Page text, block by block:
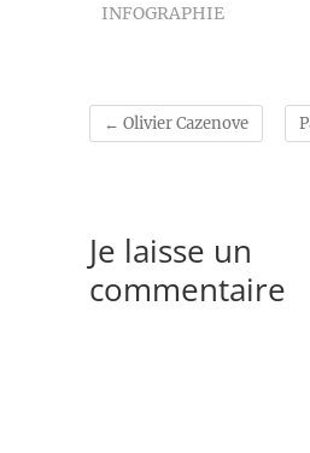
INFOGRAPHIE
← Olivier Cazenove
Je laisse un
commentaire